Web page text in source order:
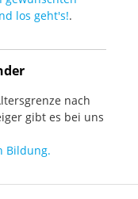
los geht's!.
nach
gibt es bei uns
Bildung.